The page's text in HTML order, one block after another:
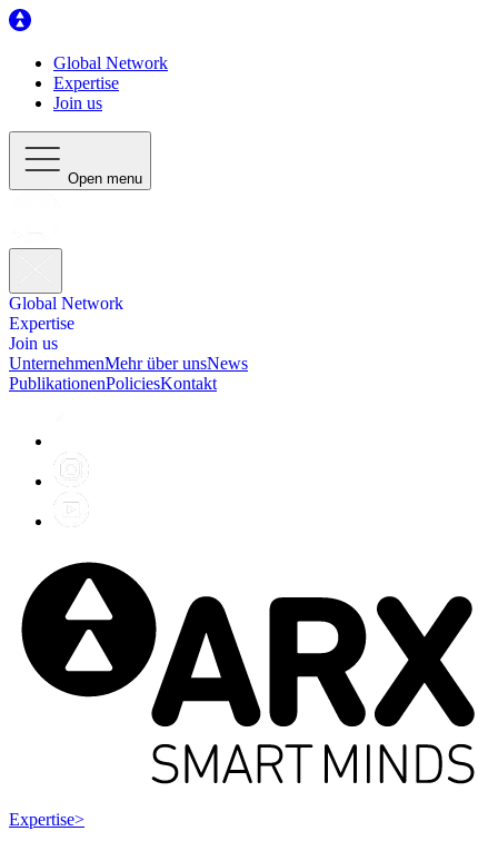
Global Network
Expertise
Join us
Open menu
Global Network
Expertise
Join us
UnternehmenMehr über unsNews
PublikationenPoliciesKontakt
Expertise>